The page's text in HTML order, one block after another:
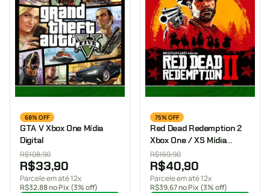
68% OFF
GTA V Xbox One Mídia
Digital
R$108,90
R$33,90
Parcele em até 12x
R$32,88no Pix (3% off)
75% OFF
Red Dead Redemption 2
Xbox One / XS Mídia
Digital
R$169,90
R$40,90
Parcele em até 12x
R$39,67no Pix (3% off)